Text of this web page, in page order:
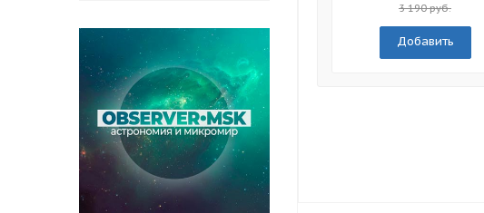
3 190 руб.
Добавить